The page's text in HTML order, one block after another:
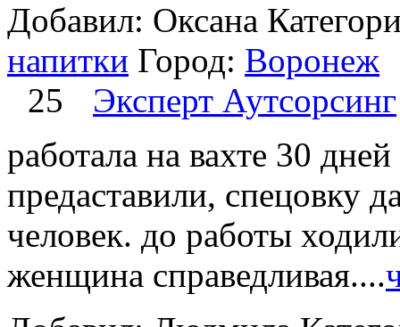
Добавил: Оксана
напитки Город: Воронеж
25
Эксперт Аутсорсинг
работала на вахте 30
предаставили, спецовку
человек. до работы
женщина справедливая....